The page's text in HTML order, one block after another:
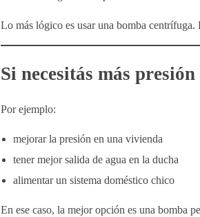
Lo más lógico es usar una bomba centrífuga.
Si necesitás más presión
Por ejemplo:
mejorar la presión en una vivienda
tener mejor salida de agua en la ducha
alimentar un sistema doméstico chico
En ese caso, la mejor opción es una bomba